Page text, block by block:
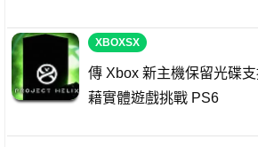
XBOXSX
傳 Xbox 新主機保留光碟
藉實體遊戲挑戰 PS6